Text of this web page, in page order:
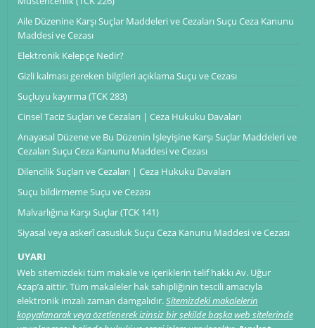
Aile Düzenine Karşı Suçlar Maddeleri ve Cezaları Suçu Ceza Kanunu
Maddesi ve Cezası
Elektronik Kelepçe Nedir?
Gizli kalması gereken bilgileri açıklama Suçu ve Cezası
Suçluyu kayırma (TCK 283)
Cinsel Taciz Suçları ve Cezaları | Ceza Hukuku Davaları
Anayasal Düzene ve Bu Düzenin İşleyişine Karşı Suçlar Maddeleri ve
Cezaları Suçu Ceza Kanunu Maddesi ve Cezası
Dilencilik Suçları ve Cezaları | Ceza Hukuku Davaları
Suçu bildirmeme Suçu ve Cezası
Malvarlığına Karşı Suçlar (TCK 141)
Siyasal veya askerî casusluk Suçu Ceza Kanunu Maddesi ve Cezası
UYARI
Web sitemizdeki tüm makale ve içeriklerin telif hakkı Av. Uğur
Azap’a aittir. Tüm makaleler hak sahipliğinin tescili amacıyla
elektronik imzalı zaman damgalıdır.Sitemizdeki makalelerin
kopyalanarak veya özetlenerek izinsiz bir şekilde başka web sitelerinde